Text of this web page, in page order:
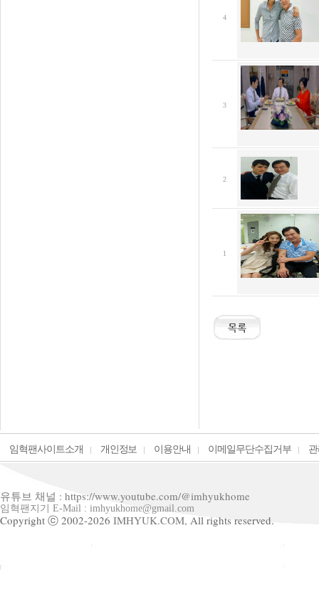
4
3
2
1
임혁팬사이트소개 개인정보 이용안내 이메일무단수집거부
유튜브 채널 : https://www.youtube.com/@imhyukhome
임혁팬지기 E-Mail : imhyukhome@gmail.com
Copyright ⓒ 2002-2026 IMHYUK.COM, All rights reserved.